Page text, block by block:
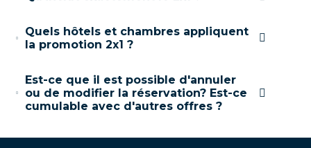
Quels hôtels et chambres appliquent
la promotion 2x1 ?
Est-ce que il est possible d'annuler
ou de modifier la réservation? Est-ce
cumulable avec d'autres offres ?